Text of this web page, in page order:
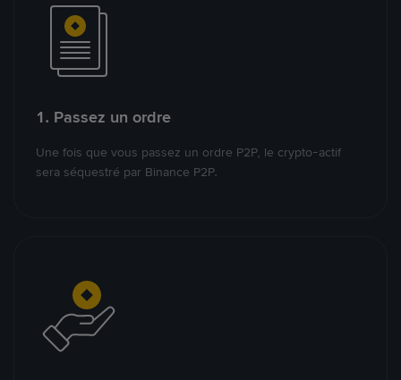
1. Passez un ordre
Une fois que vous passez un ordre P2P, le crypto-actif
sera séquestré par Binance P2P.